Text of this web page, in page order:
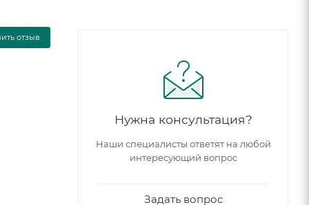
отзыв
Нужна консультация?
Наши специалисты ответят на любой
интересующий вопрос
Задать вопрос